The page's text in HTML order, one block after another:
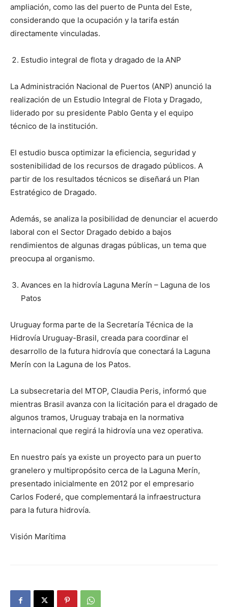
ampliación, como las del puerto de Punta del Este,
considerando que la ocupación y la tarifa están
directamente vinculadas.
Estudio integral de flota y dragado de la ANP
La Administración Nacional de Puertos (ANP) anunció la
realización de un Estudio Integral de Flota y Dragado,
liderado por su presidente Pablo Genta y el equipo
técnico de la institución.
El estudio busca optimizar la eficiencia, seguridad y
sostenibilidad de los recursos de dragado públicos. A
partir de los resultados técnicos se diseñará un Plan
Estratégico de Dragado.
Además, se analiza la posibilidad de denunciar el acuerdo
laboral con el Sector Dragado debido a bajos
rendimientos de algunas dragas públicas, un tema que
preocupa al organismo.
Avances en la hidrovía Laguna Merín – Laguna de los
Patos
Uruguay forma parte de la Secretaría Técnica de la
Hidrovía Uruguay-Brasil, creada para coordinar el
desarrollo de la futura hidrovía que conectará la Laguna
Merín con la Laguna de los Patos.
La subsecretaria del MTOP, Claudia Peris, informó que
mientras Brasil avanza con la licitación para el dragado de
algunos tramos, Uruguay trabaja en la normativa
internacional que regirá la hidrovía una vez operativa.
En nuestro país ya existe un proyecto para un puerto
granelero y multipropósito cerca de la Laguna Merín,
presentado inicialmente en 2012 por el empresario
Carlos Foderé, que complementará la infraestructura
para la futura hidrovía.
Visión Marítima